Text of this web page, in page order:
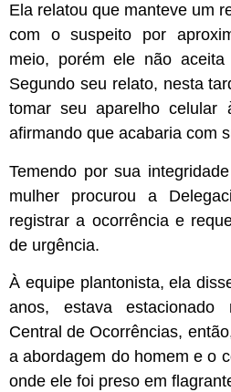
Ela relatou que manteve um
com o suspeito por
meio, porém ele não
Segundo seu relato, nesta
tomar seu aparelho celular
afirmando que acabaria com
Temendo por sua
mulher procurou a
registrar a ocorrência e
de urgência.
À equipe plantonista, ela
anos, estava estacionado
Central de Ocorrências,
a abordagem do homem e o
onde ele foi preso em